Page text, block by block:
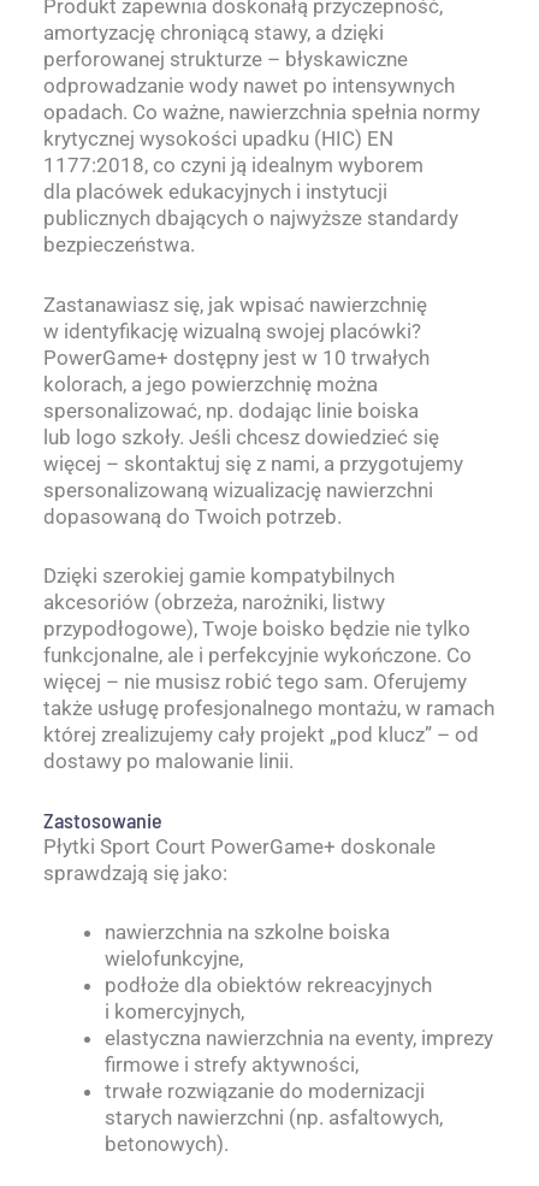
Produkt zapewnia doskonałą przyczepność,
amortyzację chroniącą stawy, a dzięki
perforowanej strukturze – błyskawiczne
odprowadzanie wody nawet po intensywnych
opadach. Co ważne, nawierzchnia spełnia normy
krytycznej wysokości upadku (HIC) EN
1177:2018, co czyni ją idealnym wyborem
dla placówek edukacyjnych i instytucji
publicznych dbających o najwyższe standardy
bezpieczeństwa.
Zastanawiasz się, jak wpisać nawierzchnię
w identyfikację wizualną swojej placówki?
PowerGame+ dostępny jest w 10 trwałych
kolorach, a jego powierzchnię można
spersonalizować, np. dodając linie boiska
lub logo szkoły. Jeśli chcesz dowiedzieć się
więcej – skontaktuj się z nami, a przygotujemy
spersonalizowaną wizualizację nawierzchni
dopasowaną do Twoich potrzeb.
Dzięki szerokiej gamie kompatybilnych
akcesoriów (obrzeża, narożniki, listwy
przypodłogowe), Twoje boisko będzie nie tylko
funkcjonalne, ale i perfekcyjnie wykończone. Co
więcej – nie musisz robić tego sam. Oferujemy
także usługę profesjonalnego montażu, w ramach
której zrealizujemy cały projekt „pod klucz” – od
dostawy po malowanie linii.
Zastosowanie
Płytki Sport Court PowerGame+ doskonale
sprawdzają się jako:
nawierzchnia na szkolne boiska
wielofunkcyjne,
podłoże dla obiektów rekreacyjnych
i komercyjnych,
elastyczna nawierzchnia na eventy, imprezy
firmowe i strefy aktywności,
trwałe rozwiązanie do modernizacji
starych nawierzchni (np. asfaltowych,
betonowych).